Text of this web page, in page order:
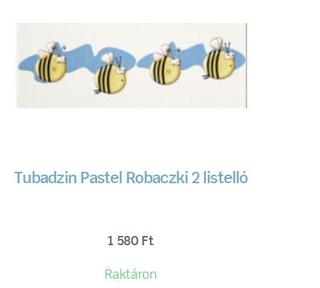
Tubadzin Pastel Robaczki 2 listelló
1 580 Ft
Raktáron